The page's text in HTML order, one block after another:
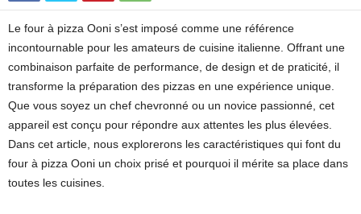
Le four à pizza Ooni s’est imposé comme une référence
incontournable pour les amateurs de cuisine italienne. Offrant une
combinaison parfaite de performance, de design et de praticité, il
transforme la préparation des pizzas en une expérience unique.
Que vous soyez un chef chevronné ou un novice passionné, cet
appareil est conçu pour répondre aux attentes les plus élevées.
Dans cet article, nous explorerons les caractéristiques qui font du
four à pizza Ooni un choix prisé et pourquoi il mérite sa place dans
toutes les cuisines.